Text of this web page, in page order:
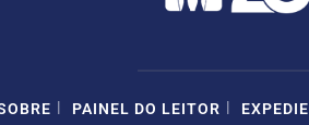
| PAINEL DO LEITOR |